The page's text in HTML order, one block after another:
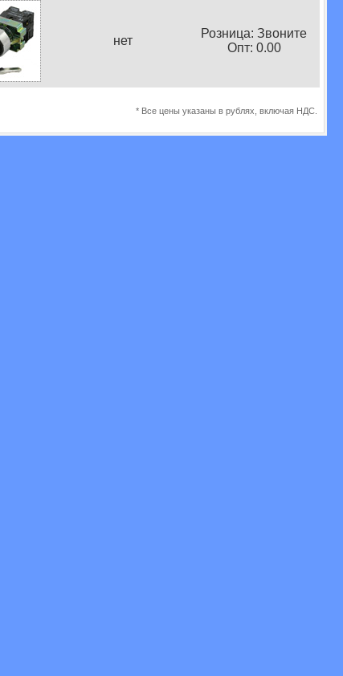
нет
Розница: Звоните
Опт: 0.00
* Все цены указаны в рублях, включая НДС.